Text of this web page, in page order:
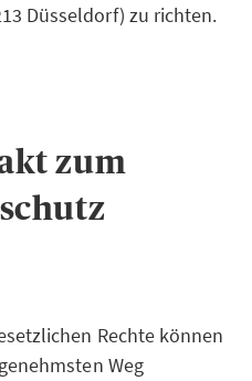
Düsseldorf) zu richten.
zum
Rechte können
Weg